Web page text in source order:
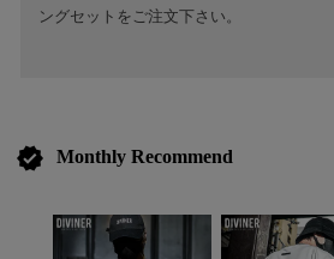
ングセットをご注文下さい。
verified Monthly Recommend